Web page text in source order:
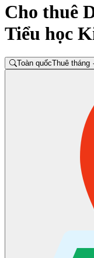
Cho thuê
Tiểu học
Toàn quốcThuê tháng